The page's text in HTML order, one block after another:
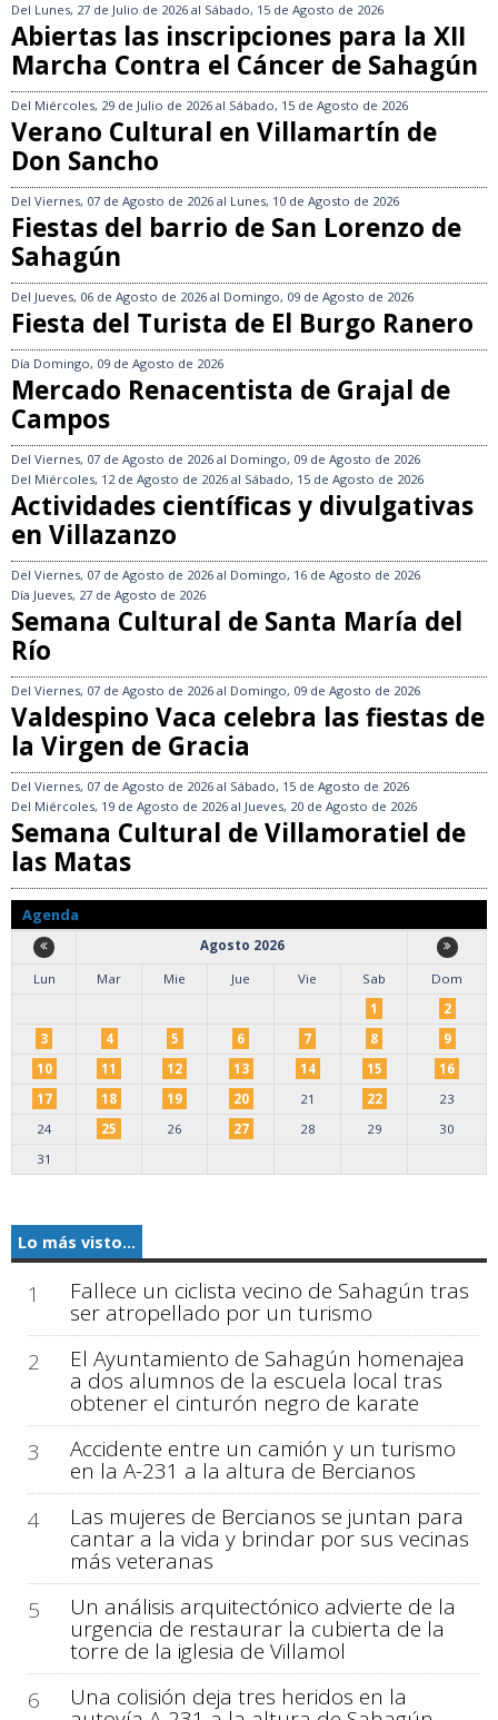
Del Lunes, 27 de Julio de 2026 al Sábado, 15 de Agosto de 2026
Abiertas las inscripciones para la XII
Marcha Contra el Cáncer de Sahagún
Del Miércoles, 29 de Julio de 2026 al Sábado, 15 de Agosto de 2026
Verano Cultural en Villamartín de
Don Sancho
Del Viernes, 07 de Agosto de 2026 al Lunes, 10 de Agosto de 2026
Fiestas del barrio de San Lorenzo de
Sahagún
Del Jueves, 06 de Agosto de 2026 al Domingo, 09 de Agosto de 2026
Fiesta del Turista de El Burgo Ranero
Día Domingo, 09 de Agosto de 2026
Mercado Renacentista de Grajal de
Campos
Del Viernes, 07 de Agosto de 2026 al Domingo, 09 de Agosto de 2026
Del Miércoles, 12 de Agosto de 2026 al Sábado, 15 de Agosto de 2026
Actividades científicas y divulgativas
en Villazanzo
Del Viernes, 07 de Agosto de 2026 al Domingo, 16 de Agosto de 2026
Día Jueves, 27 de Agosto de 2026
Semana Cultural de Santa María del
Río
Del Viernes, 07 de Agosto de 2026 al Domingo, 09 de Agosto de 2026
Valdespino Vaca celebra las fiestas de
la Virgen de Gracia
Del Viernes, 07 de Agosto de 2026 al Sábado, 15 de Agosto de 2026
Del Miércoles, 19 de Agosto de 2026 al Jueves, 20 de Agosto de 2026
Semana Cultural de Villamoratiel de
las Matas
Agenda
Agosto 2026
Lun
Mar Mie Jue Vie Sab
Dom
1
2
3
4 5 6 7 8
9
10
11 12 13 14 15
16
17
18 19 20 21 22
23
24
25 26 27 28 29
30
31
Lo más visto...
1 Fallece un ciclista vecino de Sahagún tras
ser atropellado por un turismo
2
El Ayuntamiento de Sahagún homenajea
a dos alumnos de la escuela local tras
obtener el cinturón negro de karate
3
Accidente entre un camión y un turismo
en la A-231 a la altura de Bercianos
4
Las mujeres de Bercianos se juntan para
cantar a la vida y brindar por sus vecinas
más veteranas
5
Un análisis arquitectónico advierte de la
urgencia de restaurar la cubierta de la
torre de la iglesia de Villamol
6
Una colisión deja tres heridos en la